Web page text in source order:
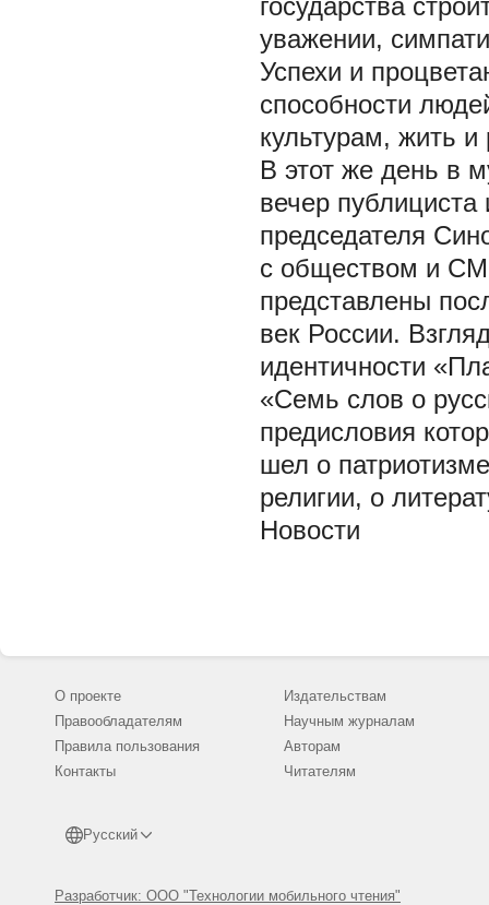
государства
уважении,
Успехи и
способности
культурам, жить и
В этот же день в
вечер публициста
председателя
с обществом и
представлены
век России.
идентичности
«Семь слов о
предисловия
шел о
религии, о
Новости
О проекте
Правообладателям
Правила пользования
Контакты
Русский
Разработчик: ООО "Технологии мобильного чтения"
Издательствам
Научным журналам
Авторам
Читателям